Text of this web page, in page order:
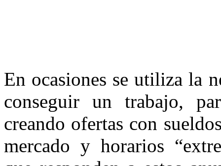
En ocasiones se utiliza la
conseguir un trabajo,
creando ofertas con
mercado y horarios